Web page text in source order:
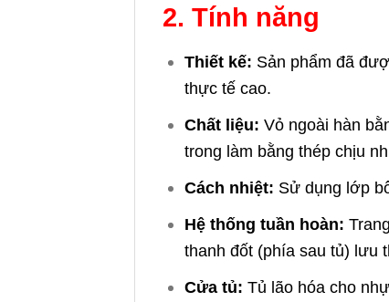
2. Tính năng
Thiết kế: Sản phẩm đã
thực tế cao.
Chất liệu: Vỏ ngoài hàn
trong làm bằng thép chịu
Cách nhiệt: Sử dụng lớp
Hệ thống tuần hoàn:
thanh đốt (phía sau tủ) lưu
Cửa tủ: Tủ lão hóa cho